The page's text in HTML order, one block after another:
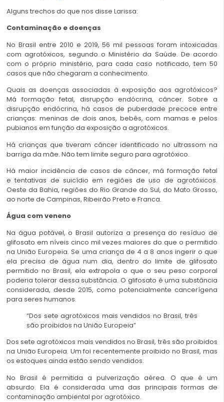
Alguns trechos do que nos disse Larissa:
Contaminação e doenças
No Brasil entre 2010 e 2019, 56 mil pessoas foram intoxicadas
com agrotóxicos, segundo o Ministério da Saúde. De acordo
com o próprio ministério, para cada caso notificado, tem 50
casos que não chegaram a conhecimento.
Quais as doenças associadas à exposição aos agrotóxicos?
Má formação fetal, disrupção endócrina, câncer. Sobre a
disrupção endócrina, há casos de puberdade precoce entre
crianças: meninas de dois anos, bebês, com mamas e pelos
pubianos em função da exposição a agrotóxicos.
Há crianças que tiveram câncer identificado no ultrassom na
barriga da mãe. Não tem limite seguro para agrotóxico.
Há maior incidência de casos de câncer, má formação fetal
e tentativas de suicídio em regiões de uso de agrotóxicos.
Oeste da Bahia, regiões do Rio Grande do Sul, do Mato Grosso,
ao norte de Campinas, Ribeirão Preto e Franca.
Água com veneno
Na água potável, o Brasil autoriza a presença do resíduo de
glifosato em níveis cinco mil vezes maiores do que o permitido
na União Europeia. Se uma criança de 4 a 8 anos ingerir o que
ela precisa de água num dia, dentro do limite de glifosato
permitido no Brasil, ela extrapola o que o seu peso corporal
poderia tolerar dessa substância. O glifosato é uma substância
considerada, desde 2015, como potencialmente cancerígena
para seres humanos.
“Dos sete agrotóxicos mais vendidos no Brasil, três
são proibidos na União Europeia”
Dos sete agrotóxicos mais vendidos no Brasil, três são proibidos
na União Europeia. Um foi recentemente proibido no Brasil, mas
os estoques ainda estão sendo vendidos.
No Brasil é permitida a pulverização aérea. O que é um
absurdo. Ela é considerada uma das principais formas de
contaminação ambiental por agrotóxico.